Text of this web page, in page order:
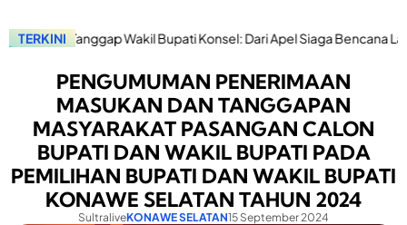
TERKINI
Wakil Bupati Konsel: Dari Apel Siaga Bencana Langsung
PENGUMUMAN PENERIMAAN
MASUKAN DAN TANGGAPAN
MASYARAKAT PASANGAN CALON
BUPATI DAN WAKIL BUPATI PADA
PEMILIHAN BUPATI DAN WAKIL BUPATI
KONAWE SELATAN TAHUN 2024
SultraliveKONAWE SELATAN15 September 2024